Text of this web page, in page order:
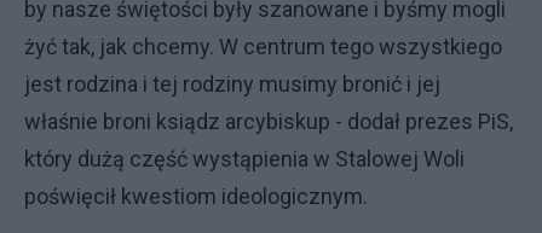
by nasze świętości były szanowane i byśmy mogli
żyć tak, jak chcemy. W centrum tego wszystkiego
jest rodzina i tej rodziny musimy bronić i jej
właśnie broni ksiądz arcybiskup - dodał prezes PiS,
który dużą część wystąpienia w Stalowej Woli
poświęcił kwestiom ideologicznym.